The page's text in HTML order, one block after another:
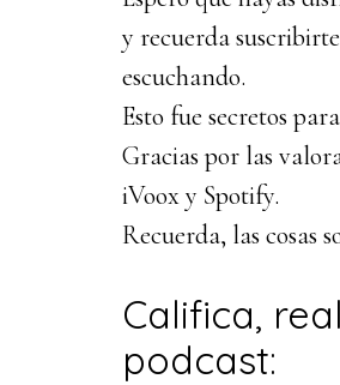
y recuerda
escuchando.
Esto fue secretos
Gracias por las
iVoox y Spotify.
Recuerda, las cosas
Califica,
podcast: